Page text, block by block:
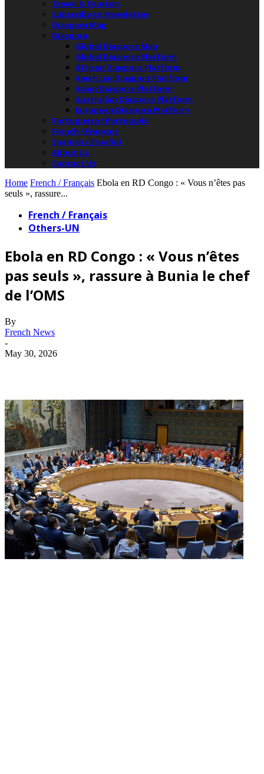
Travel & Tourism
Subscribe to Newsletter
Diaspora Map
Diaspora
Global Diaspora Map
Global Diaspora Platform
African Diaspora Platform
American Diaspora Platform
Asian Diaspora Platform
Australian Diaspora Platform
European Diaspora Platform
Portuguese / Português
French / Français
Spanish / Español
About Us
Contact Us
Home French / Français Ebola en RD Congo : « Vous n’êtes pas
seuls », rassure...
French / Français
Others-UN
Ebola en RD Congo : « Vous n’êtes
pas seuls », rassure à Bunia le chef
de l’OMS
By
French News
-
May 30, 2026